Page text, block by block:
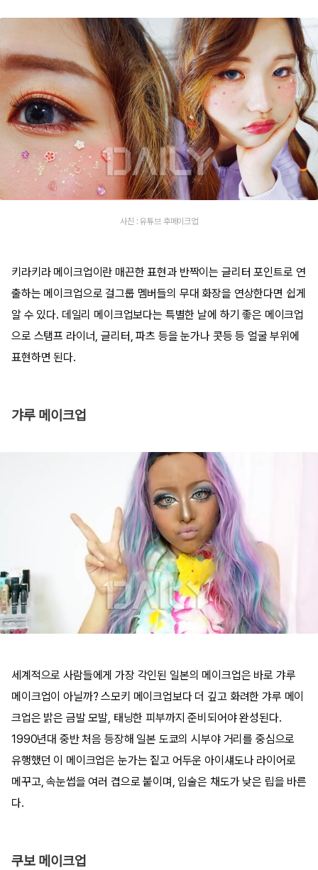
사진 : 유튜브 후메이크업
키라키라 메이크업이란 매끈한 표현과 반짝이는 글리터 포인트로 연
출하는 메이크업으로 걸그룹 멤버들의 무대 화장을 연상한다면 쉽게
알 수 있다. 데일리 메이크업보다는 특별한 날에 하기 좋은 메이크업
으로 스탬프 라이너, 글리터, 파츠 등을 눈가나 콧등 등 얼굴 부위에
표현하면 된다.
갸루 메이크업
세계적으로 사람들에게 가장 각인된 일본의 메이크업은 바로 갸루
메이크업이 아닐까? 스모키 메이크업보다 더 깊고 화려한 갸루 메이
크업은 밝은 금발 모발, 태닝한 피부까지 준비되어야 완성된다.
1990년대 중반 처음 등장해 일본 도쿄의 시부야 거리를 중심으로
유행했던 이 메이크업은 눈가는 짙고 어두운 아이섀도나 라이어로
메꾸고, 속눈썹을 여러 겹으로 붙이며, 입술은 채도가 낮은 립을 바른
다.
쿠보 메이크업